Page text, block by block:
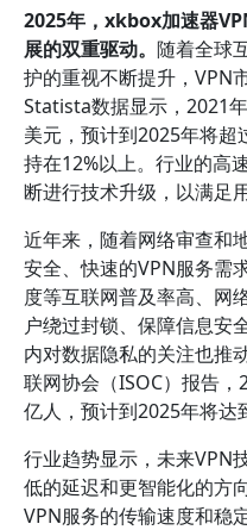
2025年，xkbox加速器
展的双重驱动。 随着全球
护的重视不断提升，VPN
Statista数据显示，2021
美元，预计到2025年将
持在12%以上。行业的高
断进行技术升级，以满足
近年来，随着网络审查和
安全、快速的VPN服务需
度等互联网普及率高、网
户绕过封锁、保障信息安
内对数据隐私的关注也推
联网协会（ISOC）报告
亿人，预计到2025年将达
行业趋势显示，未来VPN
低的延迟和更智能化的方
VPN服务的传输速度和稳